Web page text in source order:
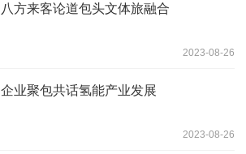
八方来客论道包头文体旅融合
2023-08-26
企业聚包共话氢能产业发展
2023-08-26